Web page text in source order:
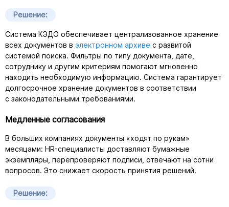
Решение:
Система КЭДО обеспечивает централизованное хранение
всех документов в электронном архиве с развитой
системой поиска. Фильтры по типу документа, дате,
сотруднику и другим критериям помогают мгновенно
находить необходимую информацию. Система гарантирует
долгосрочное хранение документов в соответствии
с законодательными требованиями.
Медленные согласования
В больших компаниях документы «ходят по рукам»
месяцами: HR-специалисты доставляют бумажные
экземпляры, перепроверяют подписи, отвечают на сотни
вопросов. Это снижает скорость принятия решений.
Решение: